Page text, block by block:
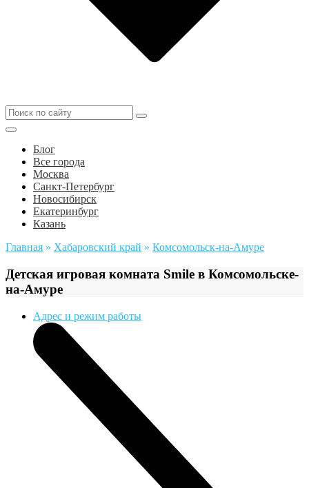
Блог
Все города
Москва
Санкт-Петербург
Новосибирск
Екатеринбург
Казань
Главная » Хабаровский край » Комсомольск-на-Амуре
Детская игровая комната Smile в Комсомольске-
на-Амуре
Адрес и режим работы